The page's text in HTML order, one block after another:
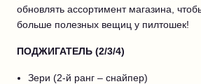
обновлять ассортимент магазина,
больше полезных вещиц у пилтошек!
ПОДЖИГАТЕЛЬ (2/3/4)
Зери (2-й ранг – снайпер)